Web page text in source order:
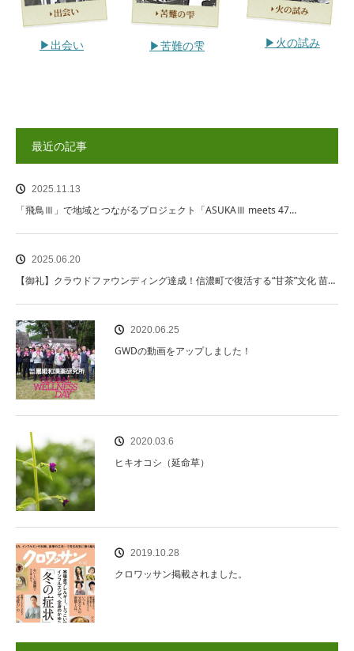
▶︎出会い ▶︎苦難の雫 ▶︎火の試み
最近の記事
2025.11.13
「飛鳥Ⅲ」で地域とつながるプロジェクト「ASUKAⅢ meets 47…
2025.06.20
【御礼】クラウドファウンディング達成！信濃町で復活する“甘茶”文化 苗…
2020.06.25
GWDの動画をアップしました！
2020.03.6
ヒキオコシ（延命草）
2019.10.28
クロワッサン掲載されました。